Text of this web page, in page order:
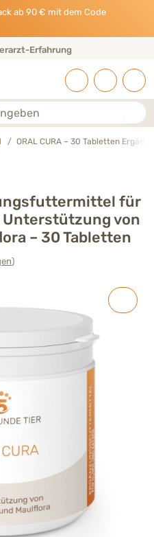
ab 90 € mit dem Code
Erfahrung
ORAL CURA – 30 Tabletten
für
Unterstützung von
– 30 Tabletten
)